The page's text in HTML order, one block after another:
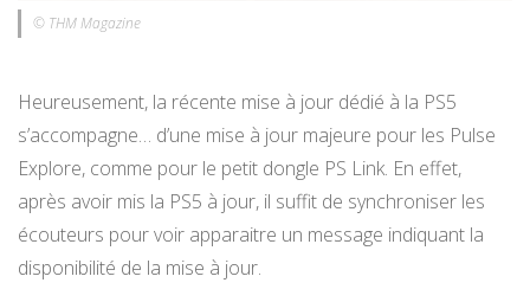
© THM Magazine
Heureusement, la récente mise à jour dédié à la PS5
s’accompagne… d’une mise à jour majeure pour les Pulse
Explore, comme pour le petit dongle PS Link. En effet,
après avoir mis la PS5 à jour, il suffit de synchroniser les
écouteurs pour voir apparaitre un message indiquant la
disponibilité de la mise à jour.